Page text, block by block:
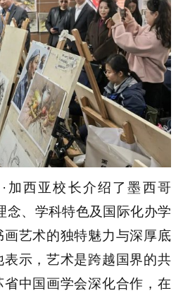
加西亚校长介绍了墨西哥
念、学科特色及国际化办学
艺术的独特魅力与深厚底
示，艺术是跨越国界的共
中国画学会深化合作，在